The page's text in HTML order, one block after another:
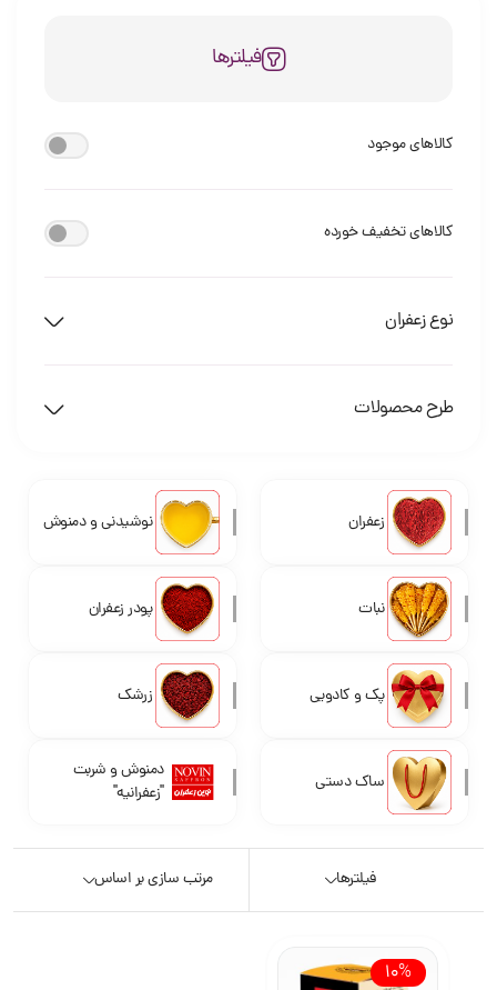
فیلترها
کالاهای موجود
کالاهای تخفیف خورده
نوع زعفران
طرح محصولات
زعفران نوشیدنی و دمنوش
نبات پودر زعفران
پک و کادویی زرشک
ساک دستی
دمنوش و شربت
"زعفرانیه"
فیلترها مرتب سازی بر اساس
10%